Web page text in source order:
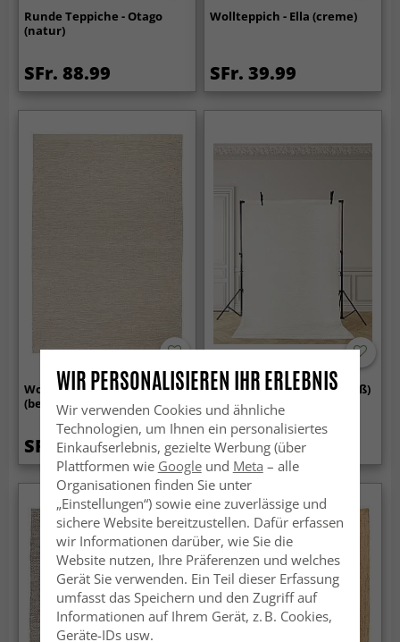
Runde Teppiche - Otago
(natur)
SFr. 88.99
Wollteppich - Ella (creme)
SFr. 39.99
Wollteppich - Willmar
(beige)
SFr. 92.99
Wollteppich - Coastal (weiß)
SFr. 26.99
WIR PERSONALISIEREN IHR ERLEBNIS
Wir verwenden Cookies und ähnliche
Technologien, um Ihnen ein personalisiertes
Einkaufserlebnis, gezielte Werbung (über
Plattformen wie Googleund Meta – alle
Organisationen finden Sie unter
„Einstellungen“) sowie eine zuverlässige und
sichere Website bereitzustellen. Dafür erfassen
wir Informationen darüber, wie Sie die
Website nutzen, Ihre Präferenzen und welches
Gerät Sie verwenden. Ein Teil dieser Erfassung
umfasst das Speichern und den Zugriff auf
Informationen auf Ihrem Gerät, z. B. Cookies,
Geräte-IDs usw.